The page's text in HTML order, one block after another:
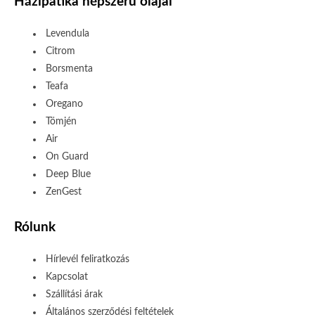
Levendula
Citrom
Borsmenta
Teafa
Oregano
Tömjén
Air
On Guard
Deep Blue
ZenGest
Rólunk
Hírlevél feliratkozás
Kapcsolat
Szállítási árak
Általános szerződési feltételek